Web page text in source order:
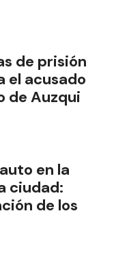
de prisión
el acusado
de Auzqui
en la
ciudad:
de los